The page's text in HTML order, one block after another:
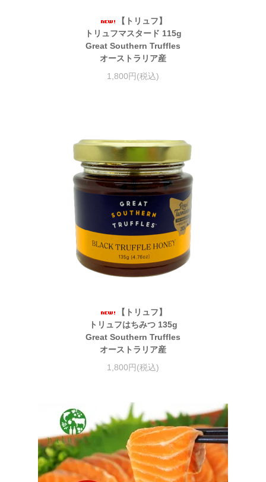
【トリュフ】
トリュフマスタード 115g
Great Southern Truffles
オーストラリア産
1,800円(税込)
【トリュフ】
トリュフはちみつ 135g
Great Southern Truffles
オーストラリア産
1,800円(税込)